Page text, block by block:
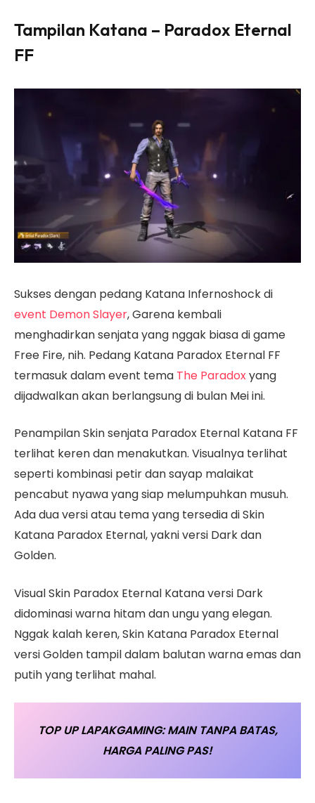
Tampilan Katana – Paradox Eternal
FF
Sukses dengan pedang Katana Infernoshock di
event Demon Slayer, Garena kembali
menghadirkan senjata yang nggak biasa di game
Free Fire, nih. Pedang Katana Paradox Eternal FF
termasuk dalam event tema The Paradoxyang
dijadwalkan akan berlangsung di bulan Mei ini.
Penampilan Skin senjata Paradox Eternal Katana FF
terlihat keren dan menakutkan. Visualnya terlihat
seperti kombinasi petir dan sayap malaikat
pencabut nyawa yang siap melumpuhkan musuh.
Ada dua versi atau tema yang tersedia di Skin
Katana Paradox Eternal, yakni versi Dark dan
Golden.
Visual Skin Paradox Eternal Katana versi Dark
didominasi warna hitam dan ungu yang elegan.
Nggak kalah keren, Skin Katana Paradox Eternal
versi Golden tampil dalam balutan warna emas dan
putih yang terlihat mahal.
TOP UP LAPAKGAMING: MAIN TANPA BATAS,
HARGA PALING PAS!